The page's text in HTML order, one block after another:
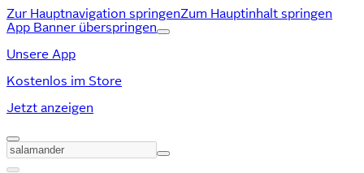
Zur Hauptnavigation springenZum Hauptinhalt springen
App Banner überspringen
Unsere App
Kostenlos im Store
Jetzt anzeigen